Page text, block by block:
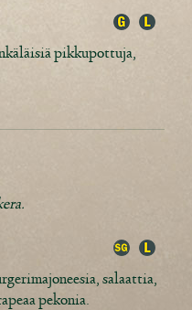
pikkupottuja,
salaattia,
pekonia.